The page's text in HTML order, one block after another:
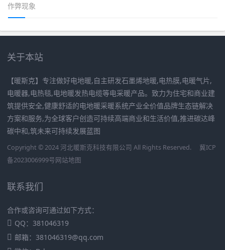
作弊现象
关于本站
【暖斯克】专注做好电地暖,自主研发石墨烯地暖,电热膜,电暖气片,
电暖器,电热毯,电地暖发热电缆等电采暖产品。致力为住宅和商业建
筑提供安全,健康舒适的电地暖采暖系统产业全价值品牌生态链解决
方案和服务,为全球客户创造可持续高端商业和生活价值,推进碳达峰
碳中和,筑未来可持续发展蓝图
Copyright © 2024 河北暖斯克科技有限公司 All Rights Reserved.
冀ICP
备2023006999号网站地图
联系我们
合作或咨询可通过如下方式：
QQ：381046319
邮箱：381046319@qq.com